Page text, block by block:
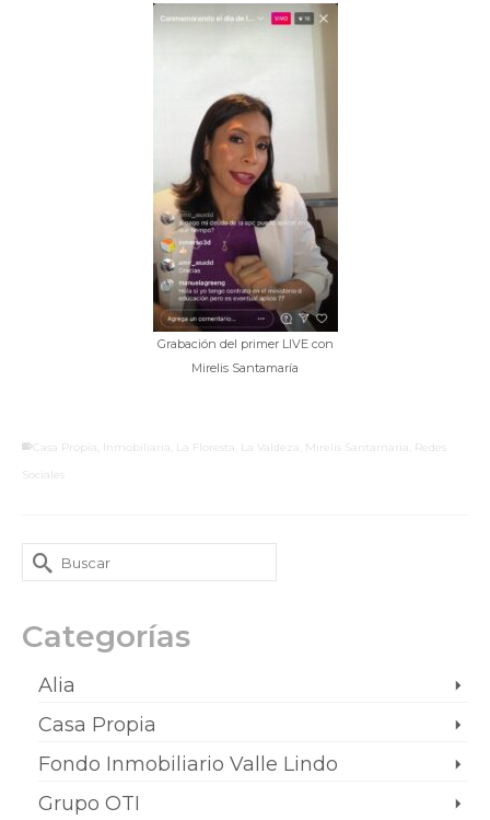
Grabación del primer LIVE con
Mirelis Santamaría
Casa Propia Inmobiliaria La Floresta La Valdeza Mirelis Santamaria Redes
Sociales
Categorías
Alia
Casa Propia
Fondo Inmobiliario Valle Lindo
Grupo OTI